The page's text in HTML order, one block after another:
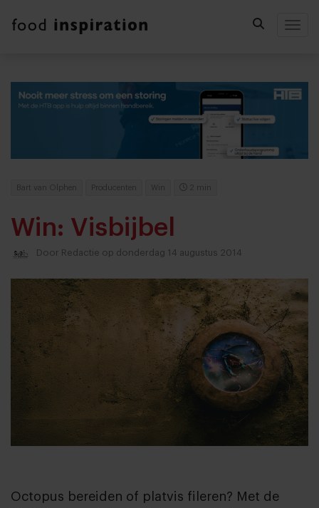
Bart van Olphen Producenten Win 2 min
Win: Visbijbel
Door Redactie op donderdag 14 augustus 2014
Octopus bereiden of platvis fileren? Met de